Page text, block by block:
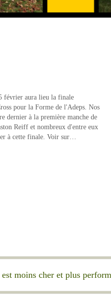
février aura lieu la finale
pour la Forme de l'Adeps. Nos
dernier à la première manche de
Reiff et nombreux d'entre eux
à cette finale. Voir sur…
est moins cher et plus